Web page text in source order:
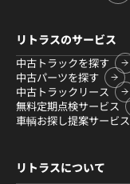
リトラスのサービス
中古トラックを探す
中古パーツを探す
中古トラックリース
無料定期点検サービス
車輌お探し提案サービス
リトラスについて